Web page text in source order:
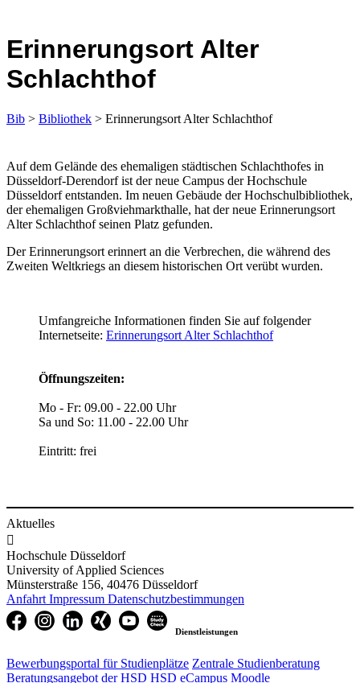
Erinnerungsort Alter
Schlachthof
Bib > Bibliothek > Erinnerungsort Alter Schlachthof
​​Auf dem Gelände des ehemaligen städtischen Schlachthofes in
Düsseldorf-Derendorf ist der neue Campus der Hochschule
Düsseldorf entstanden. Im neuen Gebäude der Hochschulbibliothek,
der ehemaligen Großviehmarkthalle, hat der neue Erinnerungsort
Alter Schlachthof seinen Platz gefunden.
Der Erinnerungsort erinnert an die Verbrechen, die während des
Zweiten Weltkriegs an diesem historischen Ort verübt wurden.
Umfangreiche Informationen finden Sie auf folgender
Internetseite: Erinnerungsort Alter Schlachthof
Öffnungszeiten:
Mo - Fr: 09.00 - 22.00 Uhr
Sa und So: 11.00 - 22.00 Uhr
Eintritt: frei
Aktuelles

Hochschule Düsseldorf
University of Applied Sciences
Münsterstraße 156, 40476 Düsseldorf
Anfahrt Impressum Datenschutzbestimmungen
Dienstleistungen
Bewerbungsportal für Studienplätze Zentrale Studienberatung
Beratungsangebot der HSD HSD eCampus Moodle